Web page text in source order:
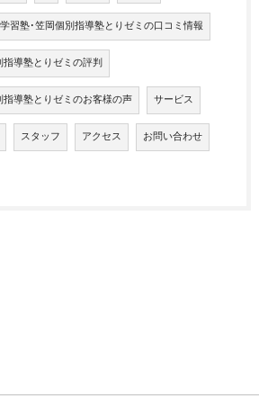
習塾･笠岡個別指導塾とりゼミの口コミ情報
導塾とりゼミの評判
導塾とりゼミのお客様の声 サービス
スタッフ アクセス お問い合わせ